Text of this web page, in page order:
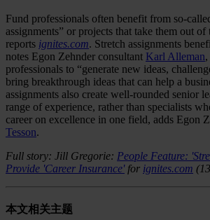
Fund professionals often benefit from so-
assignments” or projects that take them out
reports ignites.com. Stretch assignments
notes Egon Zehnder consultant Karl Alleman
professionals to “generate new ideas,
bring breakthrough ideas that can help a
assignments also create well-rounded senior
range of experience, rather than specialists
career on excellence in one field, adds Egon
Tesson.
Full story: Jill Gregorie: People Feature:
Provide 'Career Insurance'for ignites.com
本文相关主题